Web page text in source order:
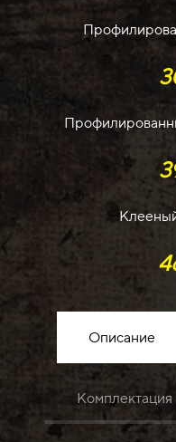
Описание
Комплектация